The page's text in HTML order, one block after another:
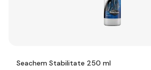
Seachem Stabilitate 250 ml